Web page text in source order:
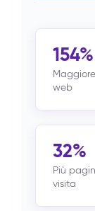
154%
web
32%
Più
visita